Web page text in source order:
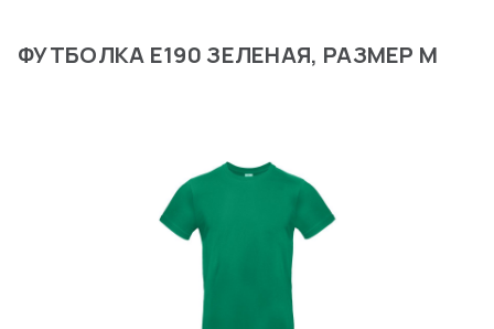
ФУТБОЛКА E190 ЗЕЛЕНАЯ, РАЗМЕР M